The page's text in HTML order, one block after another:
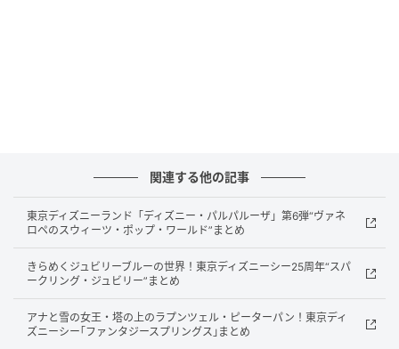
ム」を提供しています。
歌や楽器演奏、身体表現といった多彩なアプローチ
で、子どもたちの豊かな感性と「自分らしくいていい
んだ」という自己肯定感を育んでいます。
これまでに千葉県柏市くるみこども園をはじめとする
多くの園で実施され、園児だけでなく先生方からも好
関連する他の記事
東京ディズニーランド「ディズニー・パルパルーザ」第6弾“ヴァネ
ロペのスウィーツ・ポップ・ワールド”まとめ
きらめくジュビリーブルーの世界！東京ディズニーシー25周年“スパ
ークリング・ジュビリー”まとめ
アナと雪の女王・塔の上のラプンツェル・ピーターパン！東京ディ
ズニーシー｢ファンタジースプリングス｣まとめ